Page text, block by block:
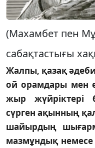
(Махамбет пен
сабақтастығы
Жалпы, қазақ
ой орамдары мен
жыр жүйріктері
сүрген ақынның
шайырдың
мазмұндық